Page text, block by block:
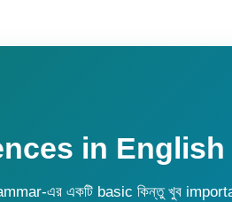
in English
এর একটি basic কিন্তু খুব